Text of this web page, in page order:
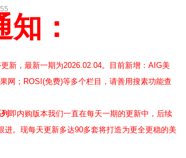
：
新，最新一期为2026.02.04。目前新增：AIG美
网；ROSI(免费)等多个栏目，请善用搜素功能查
即内购版本我们一直在每天一期的更新中，后续
进。现每天更新多达90多套将打造为更全更稳的美